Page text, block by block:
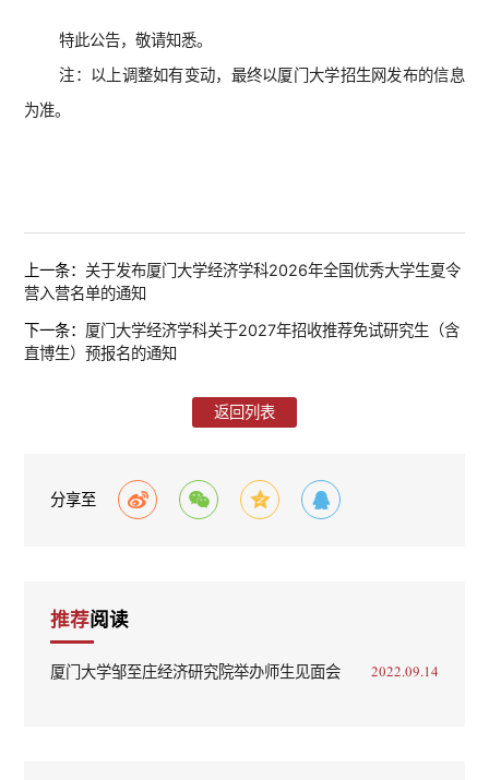
特此公告，敬请知悉。
注：以上调整如有变动，最终以厦门大学招生网发布的信息
为准。
上一条： 关于发布厦门大学经济学科2026年全国优秀大学生夏令
营入营名单的通知
下一条： 厦门大学经济学科关于2027年招收推荐免试研究生（含
直博生）预报名的通知
返回列表
分享至
推荐阅读
厦门大学邹至庄经济研究院举办师生见面会 2022.09.14